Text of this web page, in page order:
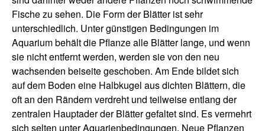
Fische zu sehen. Die Form der Blätter ist sehr
unterschiedlich. Unter günstigen Bedingungen im
Aquarium behält die Pflanze alle Blätter lange, und wenn
sie nicht entfernt werden, werden sie von den neu
wachsenden beiseite geschoben. Am Ende bildet sich
auf dem Boden eine Halbkugel aus dichten Blättern, die
oft an den Rändern verdreht und teilweise entlang der
zentralen Hauptader der Blätter gefaltet sind. Es vermehrt
sich selten unter Aquarienbedingungen. Neue Pflanzen